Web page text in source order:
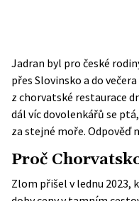
Jadran byl pro české
přes Slovinsko a do
z chorvatské restaurace
dál víc dovolenkářů se
za stejné moře. Odpověď
Proč
Zlom přišel v lednu 2023,